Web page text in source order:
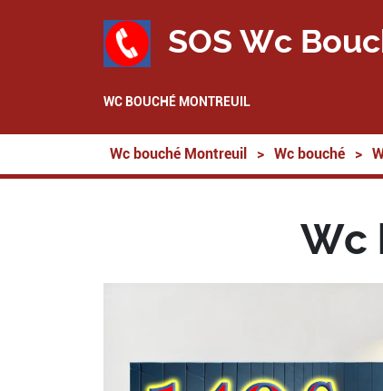
SOS Wc
WC BOUCHÉ MONTREUIL
Wc bouché Montreuil > Wc bouché >
Wc